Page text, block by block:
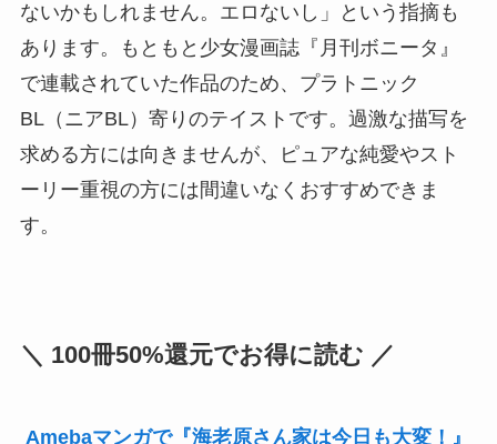
ないかもしれません。エロないし」という指摘も
あります。もともと少女漫画誌『月刊ボニータ』
で連載されていた作品のため、プラトニック
BL（ニアBL）寄りのテイストです。過激な描写を
求める方には向きませんが、ピュアな純愛やスト
ーリー重視の方には間違いなくおすすめできま
す。
＼ 100冊50%還元でお得に読む ／
Amebaマンガで『海老原さん家は今日も大変！』